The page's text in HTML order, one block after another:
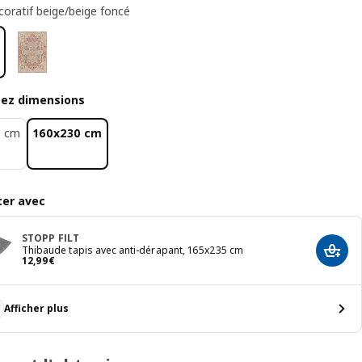
beige/beige foncé
dimensions
cm
160x230 cm
avec
STOPP FILT
Thibaude tapis avec anti-dérapant, 165x235 cm
12,99€
Prix 12,99€
Afficher plus